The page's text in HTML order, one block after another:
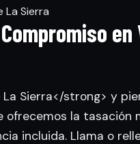
La Sierra
Sierra</strong> y
ofrecemos la tasación
incluida. Llama o